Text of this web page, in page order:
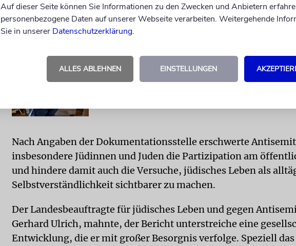
registrierte die bayerische Polizei
Anschlag am Holocaustmahnmal: Zweiter
festgenommen
Tat bestärkt haben
Nach Angaben der Dokumentationsstelle erschwerte
insbesondere Jüdinnen und Juden die Partizipation am
und hindere damit auch die Versuche, jüdisches Leben als
Selbstverständlichkeit sichtbarer zu machen.
Der Landesbeauftragte für jüdisches Leben und gegen
Gerhard Ulrich, mahnte, der Bericht unterstreiche eine
Entwicklung, die er mit großer Besorgnis verfolge. Speziell
Auf dieser Seite können Sie Informationen zu den Zwecken und Anbietern
personenbezogene Daten auf unserer Webseite verarbeiten. Weitergehende
Sie in unserer Datenschutzerklärung.
ALLES ABLEHNEN EINSTELLUNGEN